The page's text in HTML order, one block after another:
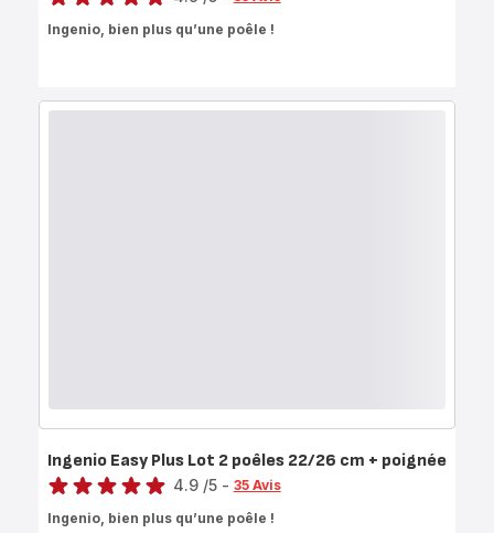
Ingenio, bien plus qu’une poêle !
Ingenio Easy Plus Lot 2 poêles 22/26 cm + poignée
Note
4.9 /5 - 35 Avis
Ingenio, bien plus qu’une poêle !